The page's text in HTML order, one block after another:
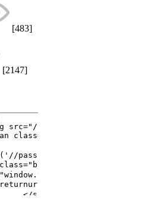
[483]
[2147]